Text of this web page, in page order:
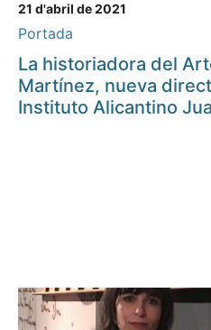
21 d'abril de 2021
Portada
La historiadora del
Martínez, nueva
Instituto Alicantino